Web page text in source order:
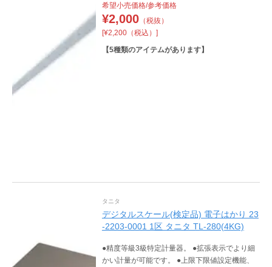
希望小売価格/参考価格
¥2,000（税抜）
[¥2,200（税込）]
【5種類のアイテムがあります】
タニタ
デジタルスケール(検定品) 電子はかり 23
-2203-0001 1区 タニタ TL-280(4KG)
●精度等級3級特定計量器。 ●拡張表示でより細
かい計量が可能です。 ●上限下限値設定機能、